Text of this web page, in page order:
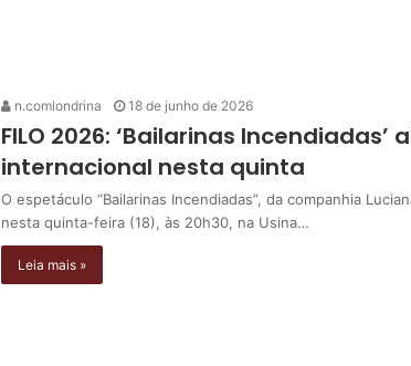
n.comlondrina 18 de junho de 2026
FILO 2026: ‘Bailarinas
internacional nesta quinta
O espetáculo “Bailarinas Incendiadas”, da companhia
nesta quinta-feira (18), às 20h30, na Usina…
Leia mais »